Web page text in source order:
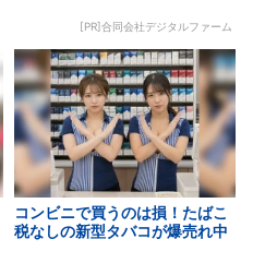
[PR]合同会社デジタルファーム
コンビニで買うのは損！たばこ
税なしの新型タバコが爆売れ中